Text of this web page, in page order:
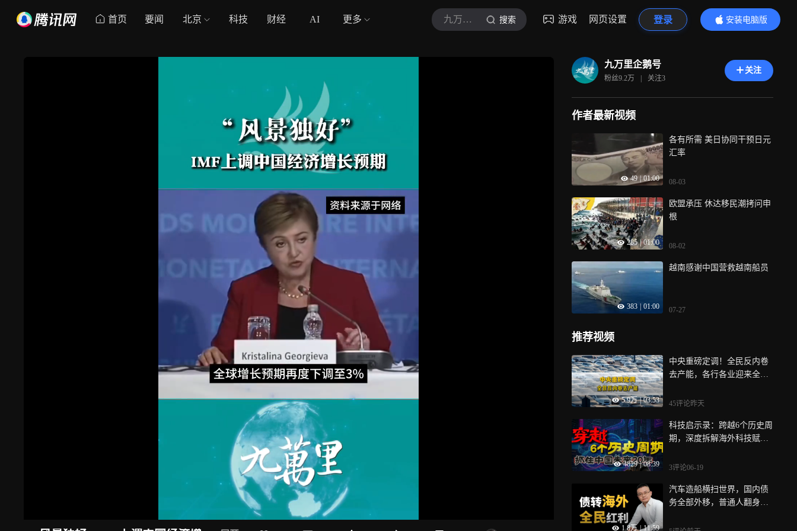
首页 要闻 北京 科技 财经 AI 更多 九万里企鹅号 搜索 游戏 网页设置 登录
安装电脑版
内容更精彩
九万里企鹅号
粉丝9.2万 | 关注3
关注
作者最新视频
49 01:00
各有所需 美日协同干预日元
汇率
08-03
285 | 01:00
欧盟承压 休达移民潮拷问申
根
08-02
383 01:00
越南感谢中国营救越南船员
07-27
推荐视频
5.9万 | 03:53
中央重磅定调！全民反内卷
去产能，各行各业迎来全新
45评论昨天
4829 | 08:39
科技启示录：跨越6个历史周
期，深度拆解海外科技赋能
3评论06-19
1.8万 | 11:59
汽车造船横扫世界，国内债
务全部外移，普通人翻身机